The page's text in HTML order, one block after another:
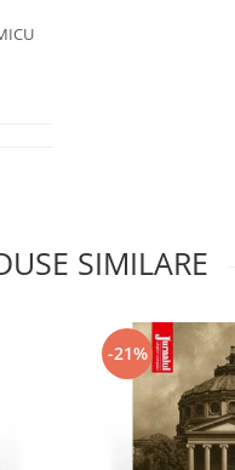
SIMILARE
-21%